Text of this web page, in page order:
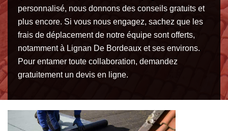
personnalisé, nous donnons des conseils gratuits et
plus encore. Si vous nous engagez, sachez que les
frais de déplacement de notre équipe sont offerts,
notamment à Lignan De Bordeaux et ses environs.
Pour entamer toute collaboration, demandez
gratuitement un devis en ligne.